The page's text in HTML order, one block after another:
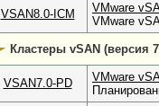
VSAN8.0-ICM
VMware
VMware
Кластеры vSAN (версия
VSAN7.0-PD
VMware